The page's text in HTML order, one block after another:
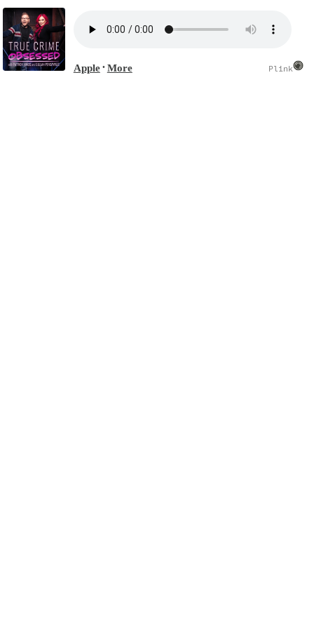
Apple• More Plink